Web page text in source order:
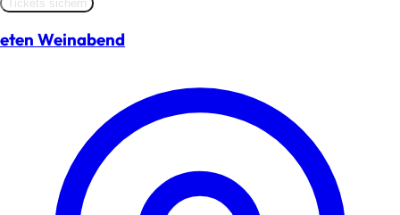
Tickets sichern
eten Weinabend